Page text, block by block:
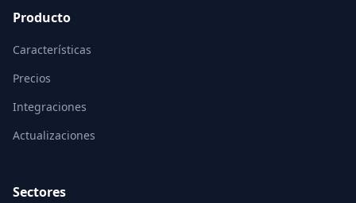
Producto
Características
Precios
Integraciones
Actualizaciones
Sectores